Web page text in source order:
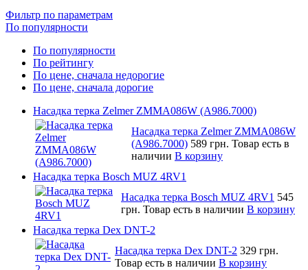
Фильтр по параметрам
По популярности
По популярности
По рейтингу
По цене, сначала недорогие
По цене, сначала дорогие
Насадка терка Zelmer ZMMA086W (A986.7000)
Насадка терка Zelmer ZMMA086W
(A986.7000) 589 грн. Товар есть в
наличии В корзину
Насадка терка Bosch MUZ 4RV1
Насадка терка Bosch MUZ 4RV1 545
грн. Товар есть в наличии В корзину
Насадка терка Dex DNT-2
Насадка терка Dex DNT-2 329 грн.
Товар есть в наличии В корзину